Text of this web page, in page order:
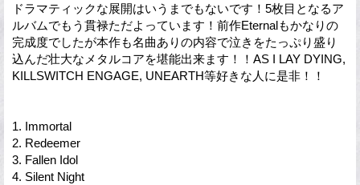
ドラマティックな展開はいうまでもないです！5枚目となるア
ルバムでもう貫禄ただよっています！前作Eternalもかなりの
完成度でしたが本作も名曲ありの内容で泣きをたっぷり盛り
込んだ壮大なメタルコアを堪能出来ます！！AS I LAY DYING,
KILLSWITCH ENGAGE, UNEARTH等好きな人に是非！！
1. Immortal
2. Redeemer
3. Fallen Idol
4. Silent Night